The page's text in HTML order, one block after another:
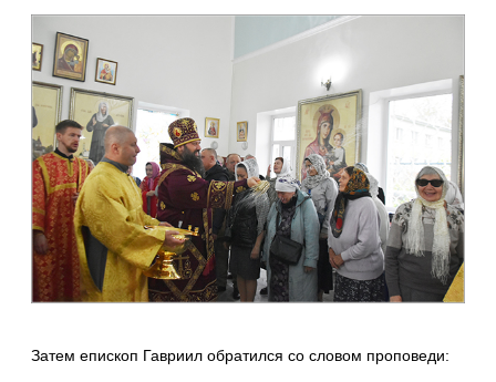
Затем епископ Гавриил обратился со словом проповеди: